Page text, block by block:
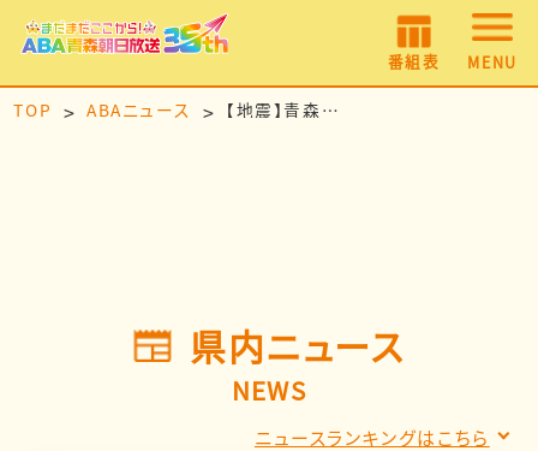
番組表 MENU
TOP ABAニュース 【地震】青森県内で震度3 岩手県沖を震源とする最大震度3の地震が発生 津波の心配なし
県内ニュース
NEWS
ニュースランキングはこちら